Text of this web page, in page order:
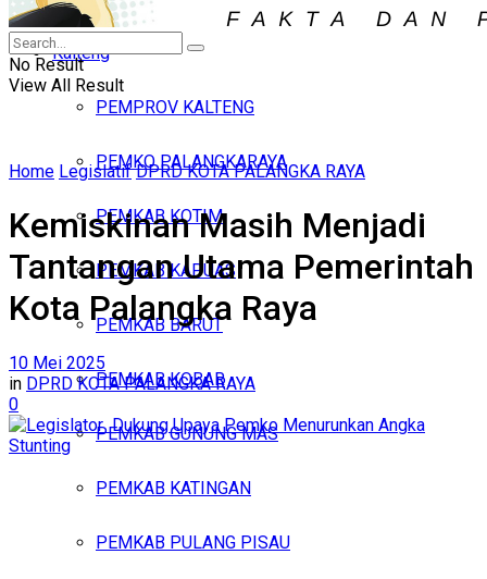
Iklan
Minggu, Agustus 9, 2026
Kalteng
PEMPROV KALTENG
PEMKO PALANGKARAYA
PEMKAB KOTIM
PEMKAB KAPUAS
PEMKAB BARUT
PEMKAB KOBAR
PEMKAB GUNUNG MAS
PEMKAB KATINGAN
PEMKAB PULANG PISAU
No Result
View All Result
Home Legislatif DPRD KOTA PALANGKA RAYA
Kemiskinan Masih Menjadi
Tantangan Utama Pemerintah
Kota Palangka Raya
10 Mei 2025
in DPRD KOTA PALANGKA RAYA
0